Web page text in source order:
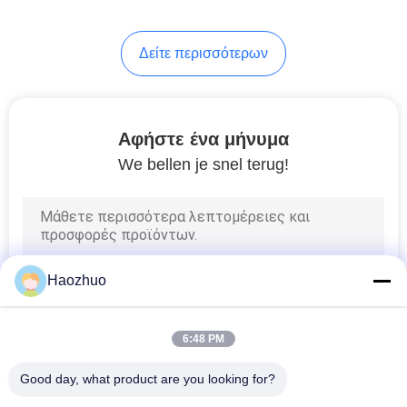
Δείτε περισσότερων
Αφήστε ένα μήνυμα
We bellen je snel terug!
Haozhuo
6:48 PM
Good day, what product are you looking for?